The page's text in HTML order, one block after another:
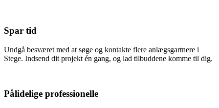
Spar tid
Undgå besværet med at søge og kontakte flere anlægsgartnere i
Stege. Indsend dit projekt én gang, og lad tilbuddene komme til dig.
Pålidelige professionelle